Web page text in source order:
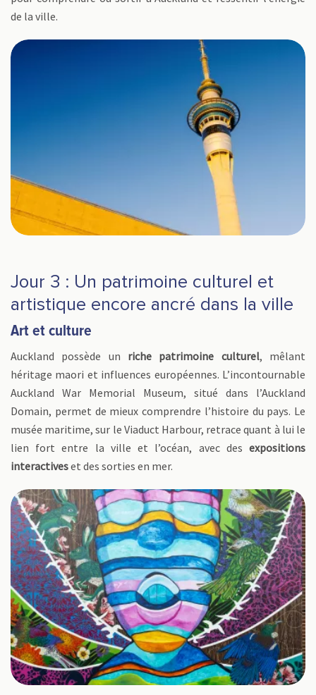
de la ville.
Jour 3 : Un patrimoine culturel et
artistique encore ancré dans la ville
Art et culture
Auckland possède un riche patrimoine culturel, mêlant
héritage maori et influences européennes. L’incontournable
Auckland War Memorial Museum, situé dans l’Auckland
Domain, permet de mieux comprendre l’histoire du pays. Le
musée maritime, sur le Viaduct Harbour, retrace quant à lui le
lien fort entre la ville et l’océan, avec des expositions
interactiveset des sorties en mer.